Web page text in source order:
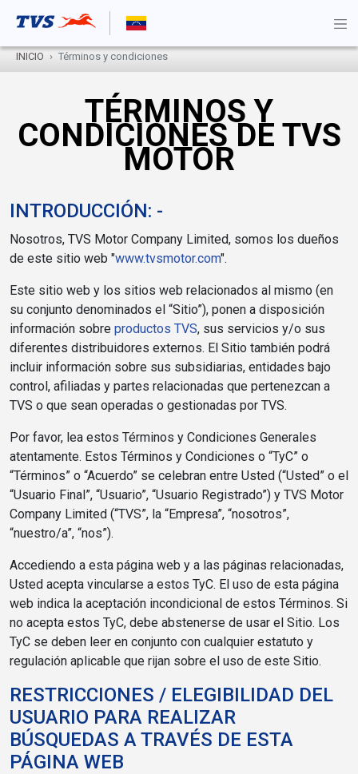
INICIO Términos y condiciones
TÉRMINOS Y
CONDICIONES DE TVS
MOTOR
INTRODUCCIÓN: -
Nosotros, TVS Motor Company Limited, somos los dueños
de este sitio web "www.tvsmotor.com".
Este sitio web y los sitios web relacionados al mismo (en
su conjunto denominados el “Sitio”), ponen a disposición
información sobre productos TVS, sus servicios y/o sus
diferentes distribuidores externos. El Sitio también podrá
incluir información sobre sus subsidiarias, entidades bajo
control, afiliadas y partes relacionadas que pertenezcan a
TVS o que sean operadas o gestionadas por TVS.
Por favor, lea estos Términos y Condiciones Generales
atentamente. Estos Términos y Condiciones o “TyC” o
“Términos” o “Acuerdo” se celebran entre Usted (“Usted” o el
“Usuario Final”, “Usuario”, “Usuario Registrado”) y TVS Motor
Company Limited (“TVS”, la “Empresa”, “nosotros”,
“nuestro/a”, “nos”).
Accediendo a esta página web y a las páginas relacionadas,
Usted acepta vincularse a estos TyC. El uso de esta página
web indica la aceptación incondicional de estos Términos. Si
no acepta estos TyC, debe abstenerse de usar el Sitio. Los
TyC se deben leer en conjunto con cualquier estatuto y
regulación aplicable que rijan sobre el uso de este Sitio.
RESTRICCIONES / ELEGIBILIDAD DEL
USUARIO PARA REALIZAR
BÚSQUEDAS A TRAVÉS DE ESTA
PÁGINA WEB